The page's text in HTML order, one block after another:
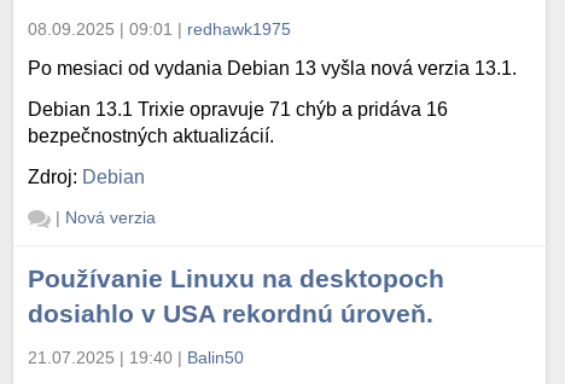
08.09.2025 | 09:01 | redhawk1975
Po mesiaci od vydania Debian 13 vyšla nová verzia 13.1.
Debian 13.1 Trixie opravuje 71 chýb a pridáva 16
bezpečnostných aktualizácií.
Zdroj: Debian
| Nová verzia
Používanie Linuxu na desktopoch
dosiahlo v USA rekordnú úroveň.
21.07.2025 | 19:40 | Balin50